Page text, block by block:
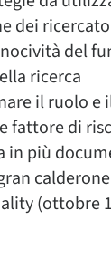
dei
del
ricerca
il ruolo e
fattore di
in più
(ottobre